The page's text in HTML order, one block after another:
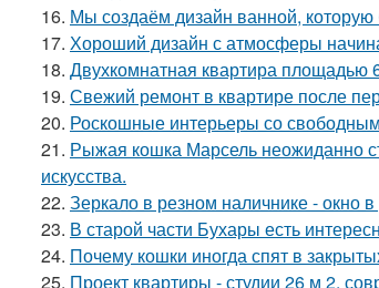
16. Мы создаём дизайн ванной, которую
17. Хороший дизайн с атмосферы
18. Двухкомнатная квартира площадью
19. Свежий ремонт в квартире после
20. Роскошные интерьеры со
21. Рыжая кошка Марсель неожиданно
искусства.
22. Зеркало в резном наличнике - окно
23. В старой части Бухары есть
24. Почему кошки иногда спят в
25. Проект квартиры - студии 26 м 2.